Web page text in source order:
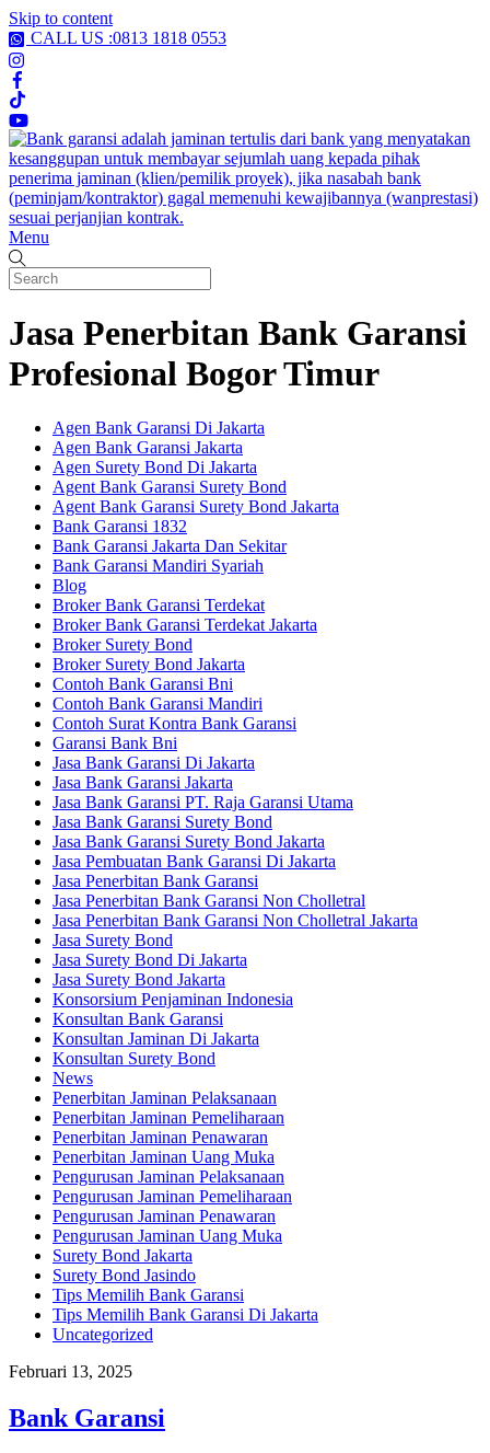
Skip to content
CALL US :0813 1818 0553
Menu
Jasa Penerbitan Bank Garansi
Profesional Bogor Timur
Agen Bank Garansi Di Jakarta
Agen Bank Garansi Jakarta
Agen Surety Bond Di Jakarta
Agent Bank Garansi Surety Bond
Agent Bank Garansi Surety Bond Jakarta
Bank Garansi 1832
Bank Garansi Jakarta Dan Sekitar
Bank Garansi Mandiri Syariah
Blog
Broker Bank Garansi Terdekat
Broker Bank Garansi Terdekat Jakarta
Broker Surety Bond
Broker Surety Bond Jakarta
Contoh Bank Garansi Bni
Contoh Bank Garansi Mandiri
Contoh Surat Kontra Bank Garansi
Garansi Bank Bni
Jasa Bank Garansi Di Jakarta
Jasa Bank Garansi Jakarta
Jasa Bank Garansi PT. Raja Garansi Utama
Jasa Bank Garansi Surety Bond
Jasa Bank Garansi Surety Bond Jakarta
Jasa Pembuatan Bank Garansi Di Jakarta
Jasa Penerbitan Bank Garansi
Jasa Penerbitan Bank Garansi Non Cholletral
Jasa Penerbitan Bank Garansi Non Cholletral Jakarta
Jasa Surety Bond
Jasa Surety Bond Di Jakarta
Jasa Surety Bond Jakarta
Konsorsium Penjaminan Indonesia
Konsultan Bank Garansi
Konsultan Jaminan Di Jakarta
Konsultan Surety Bond
News
Penerbitan Jaminan Pelaksanaan
Penerbitan Jaminan Pemeliharaan
Penerbitan Jaminan Penawaran
Penerbitan Jaminan Uang Muka
Pengurusan Jaminan Pelaksanaan
Pengurusan Jaminan Pemeliharaan
Pengurusan Jaminan Penawaran
Pengurusan Jaminan Uang Muka
Surety Bond Jakarta
Surety Bond Jasindo
Tips Memilih Bank Garansi
Tips Memilih Bank Garansi Di Jakarta
Uncategorized
Februari 13, 2025
Bank Garansi